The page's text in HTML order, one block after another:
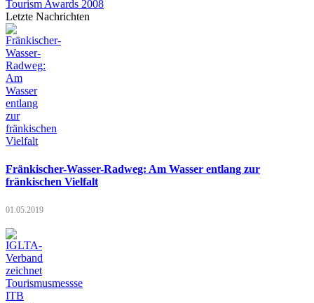
Tourism Awards 2008
Letzte Nachrichten
Fränkischer-Wasser-Radweg: Am Wasser entlang zur
fränkischen Vielfalt
01.05.2019